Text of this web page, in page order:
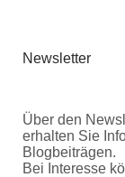
Newsletter
Über den
erhalten Sie
Blogbeiträgen.
Bei Interesse